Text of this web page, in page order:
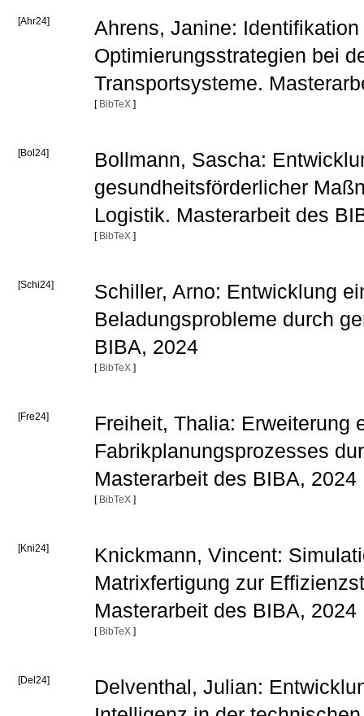
[Ahr24]
Ahrens, Janine:
Optimierungsstrategien bei
Transportsysteme.
[ BibTeX ]
[Bol24]
Bollmann, Sascha:
gesundheitsförderlicher
Logistik. Masterarbeit des
[ BibTeX ]
[Schi24]
Schiller, Arno: Entwicklung
Beladungsprobleme durch
BIBA, 2024
[ BibTeX ]
[Fre24]
Freiheit, Thalia: Erweiterung
Fabrikplanungsprozesses
Masterarbeit des BIBA, 2024
[ BibTeX ]
[Kni24]
Knickmann, Vincent:
Matrixfertigung zur
Masterarbeit des BIBA, 2024
[ BibTeX ]
[Del24]
Delventhal, Julian: